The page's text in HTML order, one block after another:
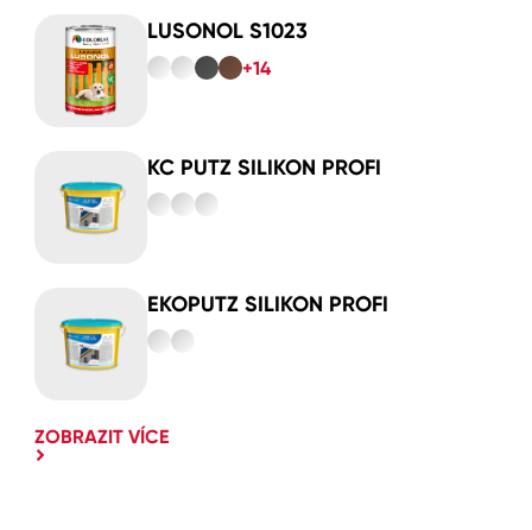
LUSONOL S1023
+14
KC PUTZ SILIKON PROFI
EKOPUTZ SILIKON PROFI
ZOBRAZIT VÍCE